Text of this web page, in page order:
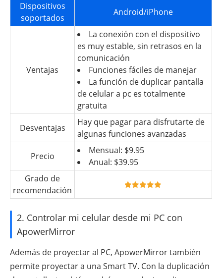
Dispositivos
soportados
Android/iPhone
Ventajas
La conexión con el dispositivo
es muy estable, sin retrasos en la
comunicación
Funciones fáciles de manejar
La función de duplicar pantalla
de celular a pc es totalmente
gratuita
Desventajas
Hay que pagar para disfrutarte de
algunas funciones avanzadas
Precio
Mensual: $9.95
Anual: $39.95
Grado de
recomendación
2. Controlar mi celular desde mi PC con
ApowerMirror
Además de proyectar al PC, ApowerMirror también
permite proyectar a una Smart TV. Con la duplicación